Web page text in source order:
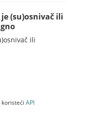
(su)osnivač ili
ili
API